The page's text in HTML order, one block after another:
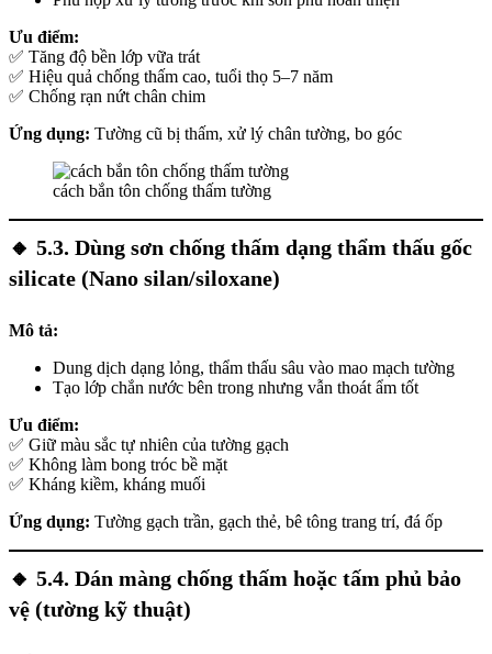
Ưu điểm:
✅ Tăng độ bền lớp vữa trát
✅ Hiệu quả chống thấm cao, tuổi thọ 5–7 năm
✅ Chống rạn nứt chân chim
Ứng dụng: Tường cũ bị thấm, xử lý chân tường, bo góc
cách bắn tôn chống thấm tường
🔸 5.3. Dùng sơn chống thấm dạng thẩm thấu gốc
silicate (Nano silan/siloxane)
Mô tả:
Dung dịch dạng lỏng, thẩm thấu sâu vào mao mạch tường
Tạo lớp chắn nước bên trong nhưng vẫn thoát ẩm tốt
Ưu điểm:
✅ Giữ màu sắc tự nhiên của tường gạch
✅ Không làm bong tróc bề mặt
✅ Kháng kiềm, kháng muối
Ứng dụng: Tường gạch trần, gạch thẻ, bê tông trang trí, đá ốp
🔸 5.4. Dán màng chống thấm hoặc tấm phủ bảo
vệ (tường kỹ thuật)